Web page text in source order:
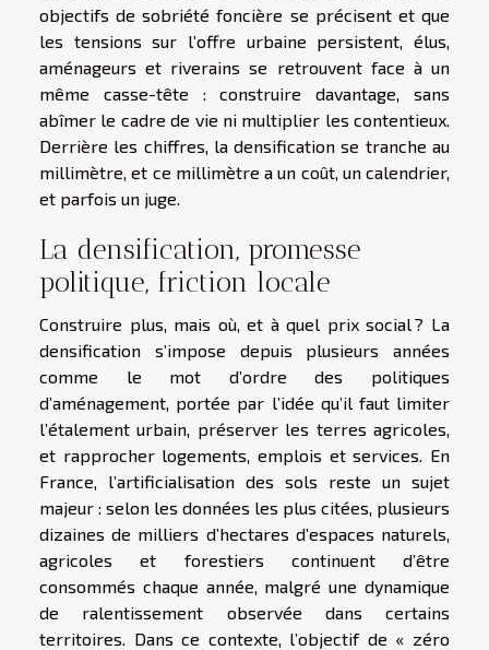
objectifs de sobriété foncière se précisent et que
les tensions sur l’offre urbaine persistent, élus,
aménageurs et riverains se retrouvent face à un
même casse-tête : construire davantage, sans
abîmer le cadre de vie ni multiplier les contentieux.
Derrière les chiffres, la densification se tranche au
millimètre, et ce millimètre a un coût, un calendrier,
et parfois un juge.
La densification, promesse
politique, friction locale
Construire plus, mais où, et à quel prix social ? La
densification s’impose depuis plusieurs années
comme le mot d’ordre des politiques
d’aménagement, portée par l’idée qu’il faut limiter
l’étalement urbain, préserver les terres agricoles,
et rapprocher logements, emplois et services. En
France, l’artificialisation des sols reste un sujet
majeur : selon les données les plus citées, plusieurs
dizaines de milliers d’hectares d’espaces naturels,
agricoles et forestiers continuent d’être
consommés chaque année, malgré une dynamique
de ralentissement observée dans certains
territoires. Dans ce contexte, l’objectif de « zéro